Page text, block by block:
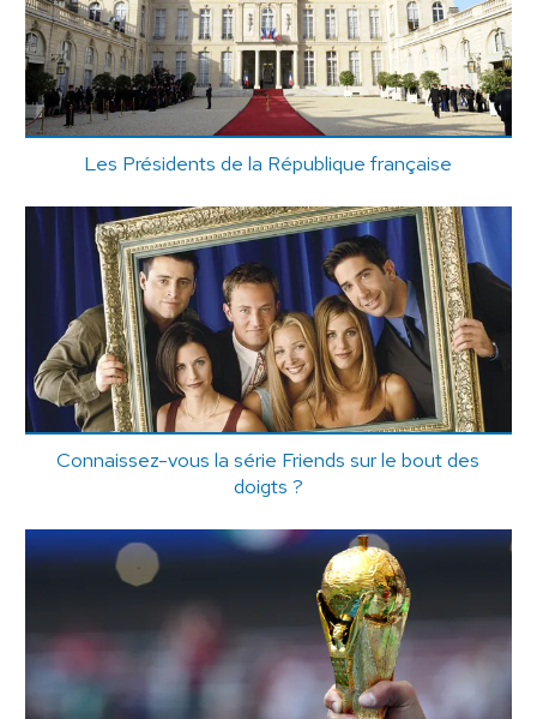
Les Présidents de la République française
Connaissez-vous la série Friends sur le bout des
doigts ?